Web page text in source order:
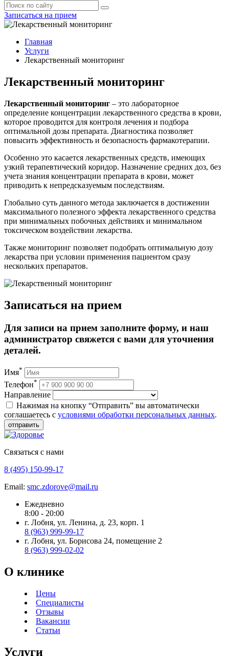
Записаться на прием
Главная
Услуги
Лекарственный мониторинг
Лекарственный мониторинг
Лекарственный мониторинг – это лабораторное
определение концентрации лекарственного средства в крови,
которое проводится для контроля лечения и подбора
оптимальной дозы препарата. Диагностика позволяет
повысить эффективность и безопасность фармакотерапии.
Особенно это касается лекарственных средств, имеющих
узкий терапевтический коридор. Назначение средних доз, без
учета знания концентрации препарата в крови, может
приводить к непредсказуемым последствиям.
Глобально суть данного метода заключается в достижении
максимального полезного эффекта лекарственного средства
при минимальных побочных действиях и минимальном
токсическом воздействии лекарства.
Также мониторинг позволяет подобрать оптимальную дозу
лекарства при условии применения пациентом сразу
нескольких препаратов.
Записаться на прием
Для записи на прием заполните форму, и наш
администратор свяжется с вами для уточнения
деталей.
Имя*
Телефон*
Направление
Нажимая на кнопку “Отправить” вы автоматически
соглашаетесь с условиями обработки персональных данных.
отправить
Связаться с нами
8 (495) 150-99-17
Email: smc.zdorove@mail.ru
Ежедневно
8:00 - 20:00
г. Лобня, ул. Ленина, д. 23, корп. 1
8 (963) 999-99-17
г. Лобня, ул. Борисова 24, помещение 2
8 (963) 999-02-02
О клинике
Цены
Специалисты
Отзывы
Вакансии
Статьи
Услуги